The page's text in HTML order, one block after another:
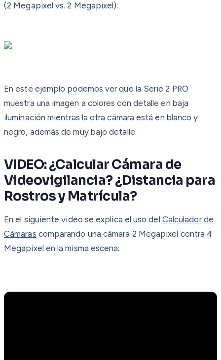
(2 Megapixel vs. 2 Megapixel):
En este ejemplo podemos ver que la Serie 2 PRO
muestra una imagen a colores con detalle en baja
iluminación mientras la otra cámara está en blanco y
negro, además de muy bajo detalle.
VIDEO: ¿Calcular Cámara de
Videovigilancia? ¿Distancia para
Rostros y Matrícula?
En el siguiente video se explica el uso del Calculador de
Cámaras comparando una cámara 2 Megapixel contra 4
Megapixel en la misma escena: